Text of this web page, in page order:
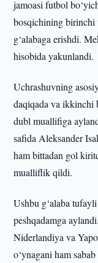
jamoasi futbol
bosqichining birinchi
g‘alabaga erishdi.
hisobida yakunlandi.
Uchrashuvning
daqiqada va ikkinchi
dubl muallifiga
safida Aleksander
ham bittadan gol
mualliflik qildi.
Ushbu g‘alaba
peshqadamga
Niderlandiya va
o‘ynagani ham